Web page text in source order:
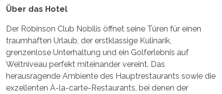
Über das Hotel
Der Robinson Club Nobilis öffnet seine Türen für einen
traumhaften Urlaub, der erstklassige Kulinarik,
grenzenlose Unterhaltung und ein Golferlebnis auf
Weltniveau perfekt miteinander vereint. Das
herausragende Ambiente des Hauptrestaurants sowie die
exzellenten À-la-carte-Restaurants, bei denen der